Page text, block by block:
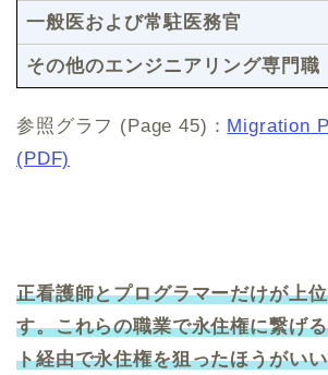
一般医および常駐医務官
その他のエンジニアリング専門職
参照グラフ (Page 45)： Migration
(PDF)
正看護師とプログラマーだけが上
す。これらの職業で永住権に繋げ
ト経由で永住権を狙ったほうがい